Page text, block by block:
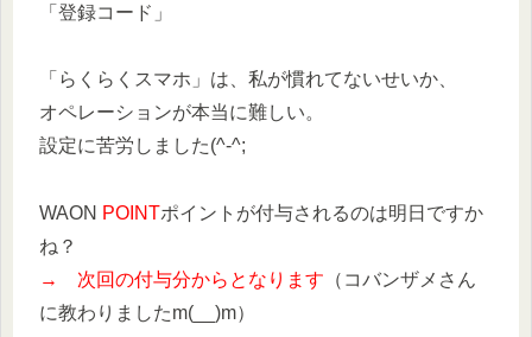
「登録コード」
「らくらくスマホ」は、私が慣れてないせいか、
オペレーションが本当に難しい。
設定に苦労しました(^-^;
WAON POINTポイントが付与されるのは明日ですか
ね？
→ 次回の付与分からとなります （コバンザメさん
に教わりましたm(__)m）